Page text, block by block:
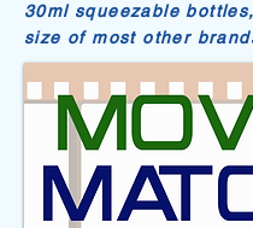
30ml squeezable
size of most other